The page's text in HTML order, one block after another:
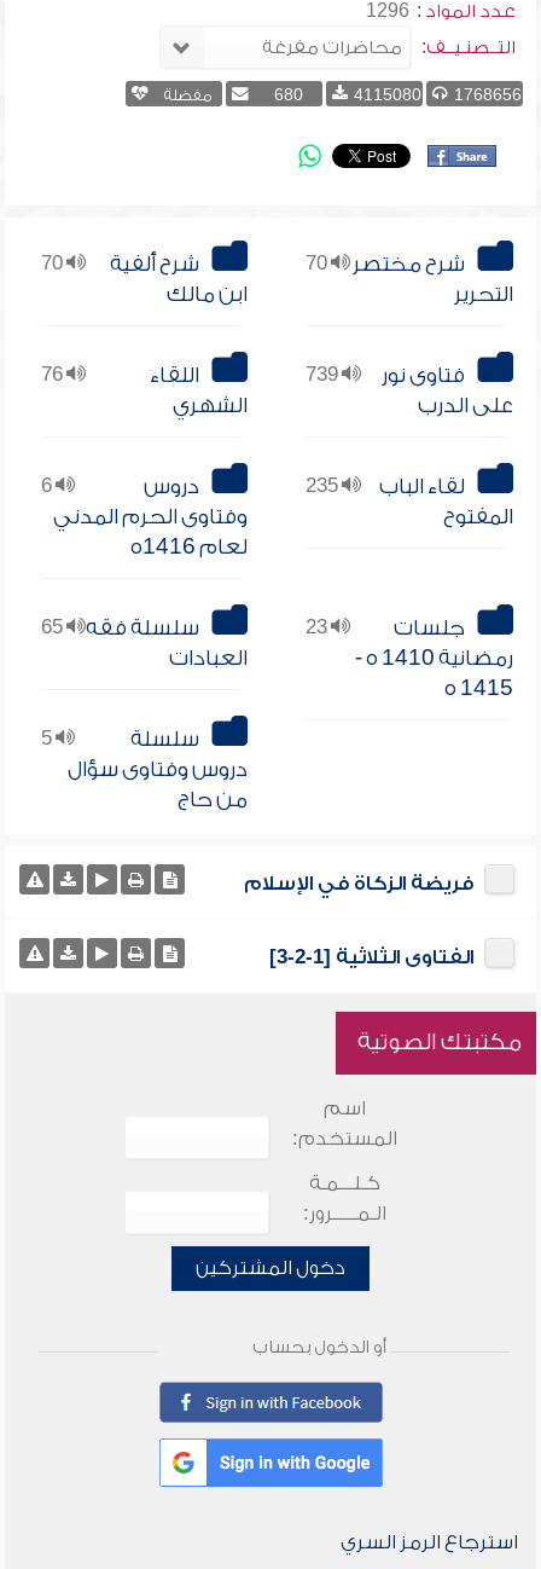
عدد المواد : 1296
التــصنـيــف:
1768656
4115080
680 مفضلة
70
شرح مختصر
التحرير
70
شرح ألفية
ابن مالك
739
فتاوى نور
على الدرب
76
اللقاء
الشهري
235
لقاء الباب
المفتوح
6
دروس
وفتاوى الحرم المدني
لعام 1416ه
23
جلسات
رمضانية 1410 ه -
1415 ه
65
سلسلة فقه
العبادات
5
سلسلة
دروس وفتاوى سؤال
من حاج
فريضة الزكاة في الإسلام
الفتاوى الثلاثية [1-2-3]
مكتبتك الصوتية
اسم
المستخدم:
كـلـــمـة
الـمـــــرور:
دخول المشتركين
أو الدخول بحساب
استرجاع الرمز السري